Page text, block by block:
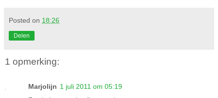
Posted on 18:26
Delen
1 opmerking:
Marjolijn 1 juli 2011 om 05:19